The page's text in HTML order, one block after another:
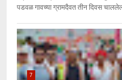
पडवळ गावच्या ग्रामदैवत तीन दिवस
7